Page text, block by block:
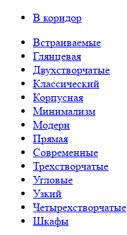
В коридор
Встраиваемые
Глянцевая
Двухстворчатые
Классический
Корпусная
Минимализм
Модерн
Прямая
Современные
Трехстворчатые
Угловые
Узкий
Четырехстворчатые
Шкафы